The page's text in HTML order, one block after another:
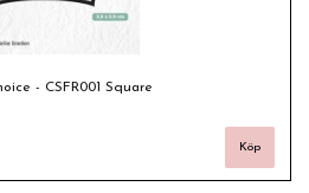
- CSFR001 Square